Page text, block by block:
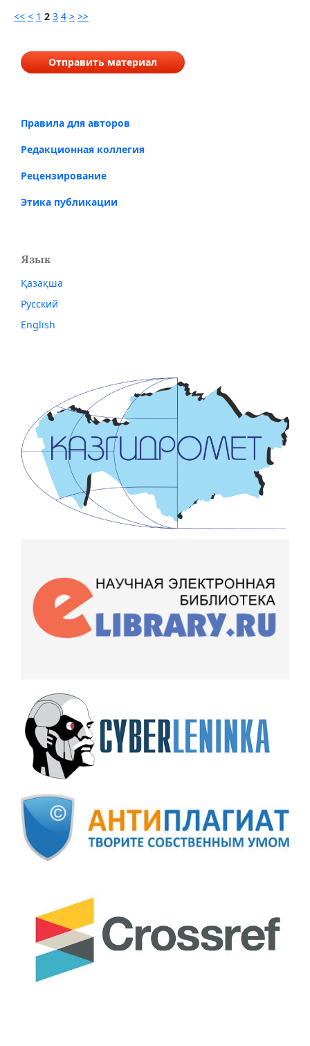
<< < 1 2 3 4 > >>
Отправить материал
Правила для авторов
Редакционная коллегия
Рецензирование
Этика публикации
Язык
Қазақша
Русский
English